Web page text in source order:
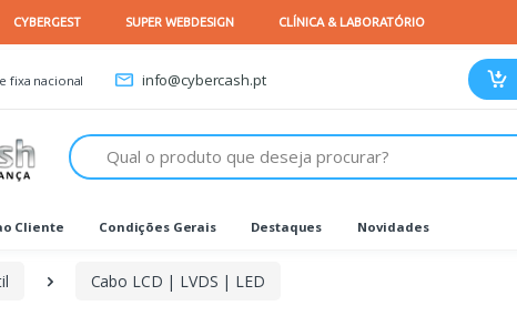
fixa nacional info@cybercash.pt
Procurar
Cliente Condições Gerais Destaques Novidades
Cabo LCD | LVDS | LED